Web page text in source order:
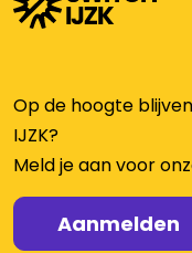
Op de hoogte
IJZK?
Meld je aan voor
Aanmelden